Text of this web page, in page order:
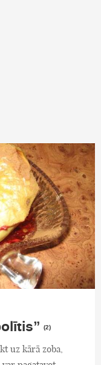
(2)
uz kārā zoba,